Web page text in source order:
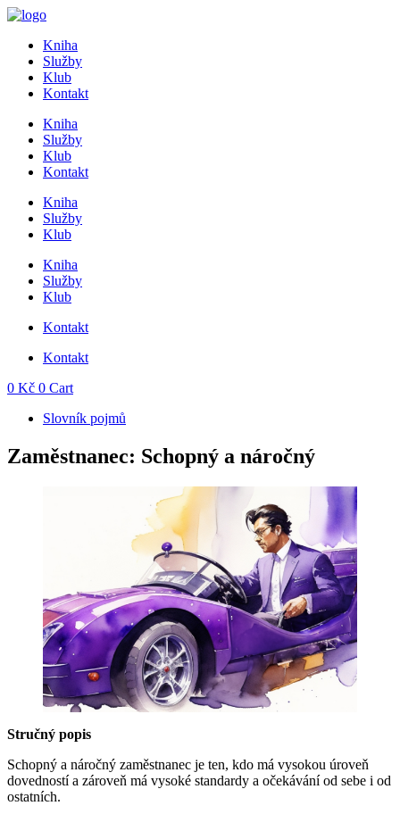
Přejít
obsahuKniha
Služby
Klub
Kontakt
Kniha
Služby
Klub
Kontakt
Kniha
Služby
Klub
Kniha
Služby
Klub
Kontakt
Kontakt
0 Kč 0 Cart
Slovník pojmů
Zaměstnanec: Schopný a náročný
Stručný popis
Schopný a náročný zaměstnanec je ten, kdo má vysokou úroveň
dovedností a zároveň má vysoké standardy a očekávání od sebe i od
ostatních.